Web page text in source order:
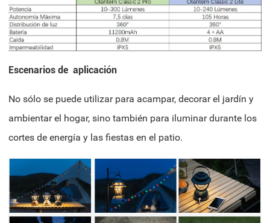
Escenarios de aplicación
No sólo se puede utilizar para acampar, decorar el jardín y
ambientar el hogar, sino también para iluminar durante los
cortes de energía y las fiestas en el patio.